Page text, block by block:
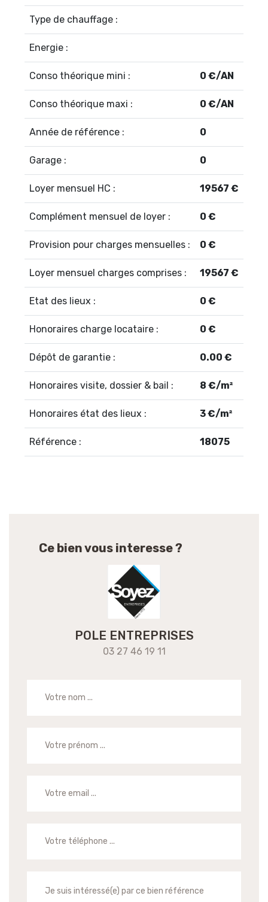
Type de chauffage :
Energie :
Conso théorique mini : 0 €/AN
Conso théorique maxi : 0 €/AN
Année de référence : 0
Garage : 0
Loyer mensuel HC : 19567 €
Complément mensuel de loyer : 0 €
Provision pour charges mensuelles : 0 €
Loyer mensuel charges comprises : 19567 €
Etat des lieux : 0 €
Honoraires charge locataire : 0 €
Dépôt de garantie : 0.00 €
Honoraires visite, dossier & bail : 8 €/m²
Honoraires état des lieux : 3 €/m²
Référence : 18075
Ce bien vous interesse ?
POLE ENTREPRISES
03 27 46 19 11